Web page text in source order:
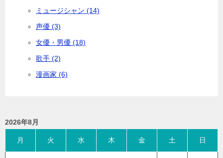
ミュージシャン (14)
声優 (3)
女優・男優 (18)
歌手 (2)
漫画家 (6)
2026年8月
月 火 水 木 金 土 日